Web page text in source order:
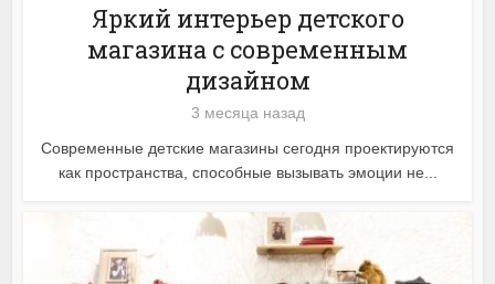
Яркий интерьер детского
магазина с современным
дизайном
3 месяца назад
Современные детские магазины сегодня проектируются
как пространства, способные вызывать эмоции не...